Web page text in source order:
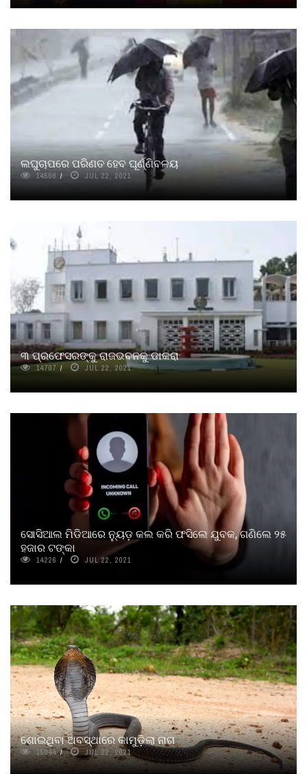
ଲଘୁଚାପରେ ପରିଣତ ହେବ ଘୂର୍ଣ୍ଣିବଳୟ
14508 JUL 22, 2021
୩ ପ୍ରଫେସରଙ୍କୁ ରାଜଭବନକୁ ଡାକରା
14707 JUL 22, 2021
ସୋସିଆଲ ମିଡିଆରେ ନୁ୍ୟଡ଼ କଲ କରି ଫସିଲେ ଯୁବକ, ଗଣିଲେ ୨୫
ହଜାର ଟଙ୍କା
14226 JUL 22, 2021
ଶୋଇଥିବା ଅବସ୍ଥାରେ କାମୁଡ଼ିଲା ନାଗ
15044 JUL 22, 2021